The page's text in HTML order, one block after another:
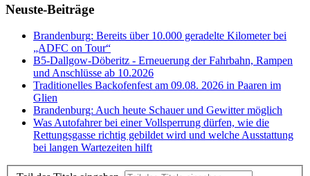
Neuste-Beiträge
Brandenburg: Bereits über 10.000 geradelte Kilometer bei
„ADFC on Tour“
B5-Dallgow-Döberitz - Erneuerung der Fahrbahn, Rampen
und Anschlüsse ab 10.2026
Traditionelles Backofenfest am 09.08. 2026 in Paaren im
Glien
Brandenburg: Auch heute Schauer und Gewitter möglich
Was Autofahrer bei einer Vollsperrung dürfen, wie die
Rettungsgasse richtig gebildet wird und welche Ausstattung
bei langen Wartezeiten hilft